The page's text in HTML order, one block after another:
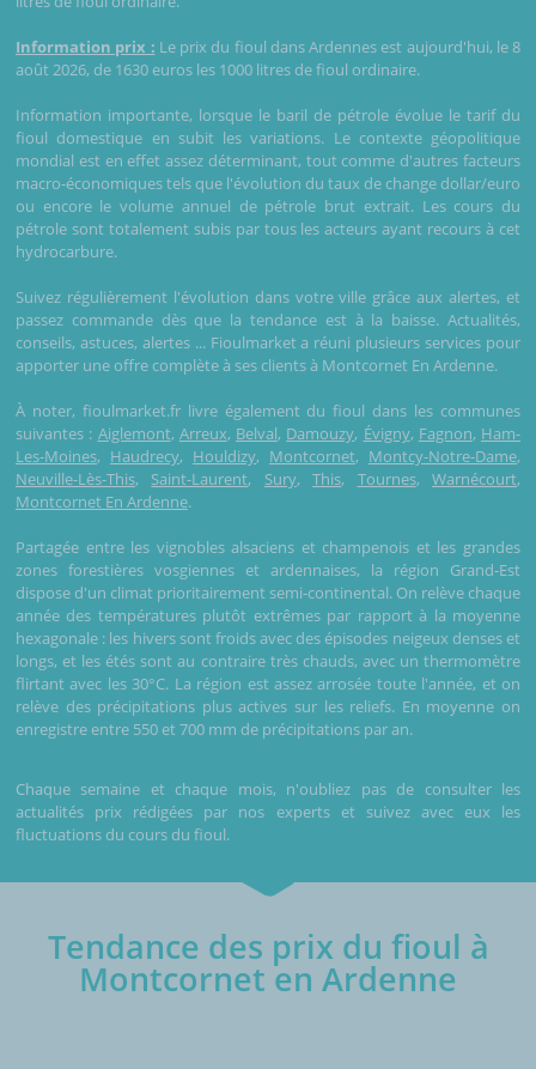
Information prix : Le prix du fioul dans Ardennes est aujourd'hui, le 8
août 2026, de 1630 euros les 1000 litres de fioul ordinaire.
Information importante, lorsque le baril de pétrole évolue le tarif du
fioul domestique en subit les variations. Le contexte géopolitique
mondial est en effet assez déterminant, tout comme d'autres facteurs
macro-économiques tels que l'évolution du taux de change dollar/euro
ou encore le volume annuel de pétrole brut extrait. Les cours du
pétrole sont totalement subis par tous les acteurs ayant recours à cet
hydrocarbure.
Suivez régulièrement l'évolution dans votre ville grâce aux alertes, et
passez commande dès que la tendance est à la baisse. Actualités,
conseils, astuces, alertes ... Fioulmarket a réuni plusieurs services pour
apporter une offre complète à ses clients à Montcornet En Ardenne.
À noter, fioulmarket.fr livre également du fioul dans les communes
suivantes : Aiglemont, Arreux, Belval, Damouzy, Évigny, Fagnon, Ham-
Les-Moines, Haudrecy, Houldizy, Montcornet, Montcy-Notre-Dame,
Neuville-Lès-This, Saint-Laurent, Sury,This, Tournes,Warnécourt,
Montcornet En Ardenne.
Partagée entre les vignobles alsaciens et champenois et les grandes
zones forestières vosgiennes et ardennaises, la région Grand-Est
dispose d'un climat prioritairement semi-continental. On relève chaque
année des températures plutôt extrêmes par rapport à la moyenne
hexagonale : les hivers sont froids avec des épisodes neigeux denses et
longs, et les étés sont au contraire très chauds, avec un thermomètre
flirtant avec les 30°C. La région est assez arrosée toute l'année, et on
relève des précipitations plus actives sur les reliefs. En moyenne on
enregistre entre 550 et 700 mm de précipitations par an.
Chaque semaine et chaque mois, n'oubliez pas de consulter les
actualités prix rédigées par nos experts et suivez avec eux les
fluctuations du cours du fioul.
Tendance des prix du fioul à
Montcornet en Ardenne